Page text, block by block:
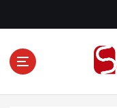
Online